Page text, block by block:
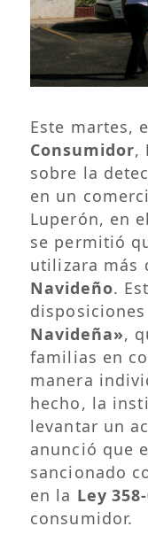
Este martes,
Consumidor,
sobre la
en un
Luperón, en
se permitió
utilizara más
Navideño.
Navideña»,
familias en
manera
hecho, la
levantar un
anunció que
sancionado
en la Ley
consumidor.